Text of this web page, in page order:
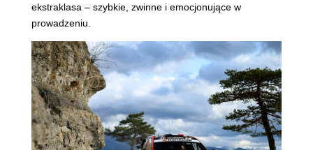
ekstraklasa – szybkie, zwinne i emocjonujące w
prowadzeniu.